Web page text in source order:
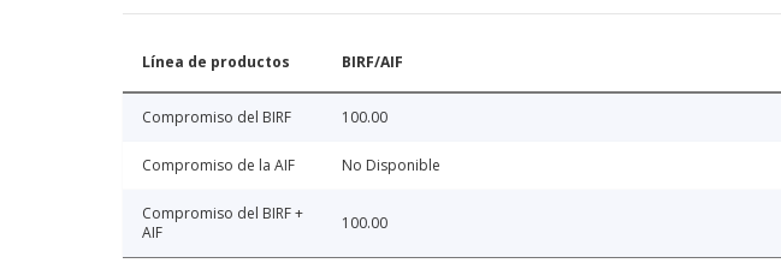
Línea de productos BIRF/AIF
Compromiso del BIRF 100.00
Compromiso de la AIF No Disponible
Compromiso del BIRF +
AIF
100.00